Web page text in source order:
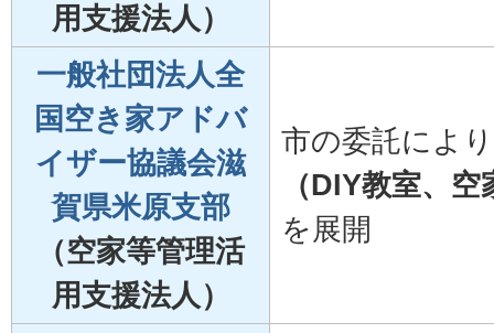
用支援法人）
一般社団法人全
国空き家アドバ
イザー協議会滋
賀県米原支部
（空家等管理活
用支援法人）
市の委託により
（DIY教室、
を展開